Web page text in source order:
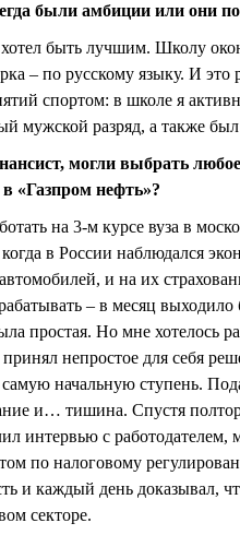
были амбиции или они
хотел быть лучшим. Школу
– по русскому языку. И это
спортом: в школе я
мужской разряд, а также
могли выбрать
«Газпром нефть»?
на 3-м курсе вуза в
в России наблюдался
и на их
– в месяц
простая. Но мне хотелось
непростое для себя
самую начальную ступень.
и… тишина. Спустя
интервью с работодателем,
по налоговому
и каждый день доказывал,
секторе.